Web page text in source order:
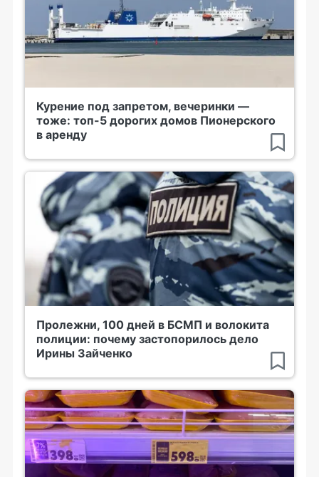
Курение под запретом, вечеринки —
тоже: топ-5 дорогих домов Пионерского
в аренду
Пролежни, 100 дней в БСМП и волокита
полиции: почему застопорилось дело
Ирины Зайченко